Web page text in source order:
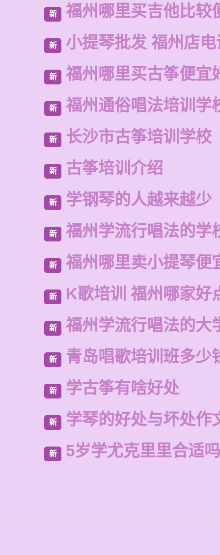
新 福州哪里买吉他比较
新 小提琴批发 福州店
新 福州哪里买古筝便宜
新 福州通俗唱法培训学
新 长沙市古筝培训学校
新 古筝培训介绍
新 学钢琴的人越来越少
新 福州学流行唱法的学
新 福州哪里卖小提琴便
新 K歌培训 福州哪家好
新 福州学流行唱法的大
新 青岛唱歌培训班多少
新 学古筝有啥好处
新 学琴的好处与坏处作
新 5岁学尤克里里合适